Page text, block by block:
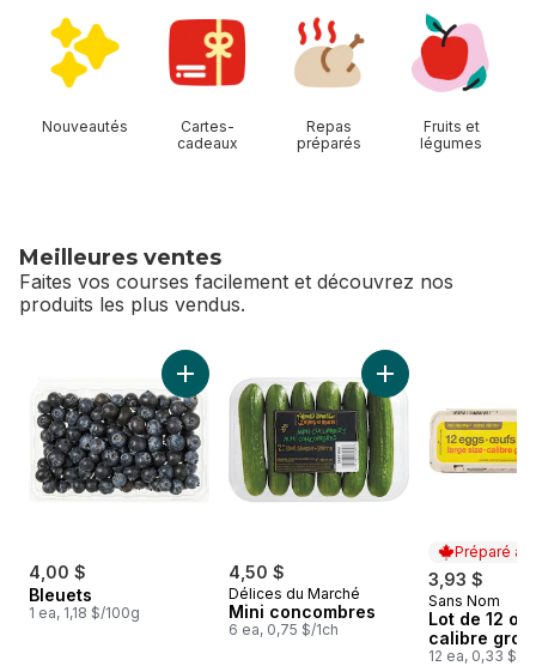
Nouveautés
Cartes-
cadeaux
Repas
préparés
Fruits et
légumes
Meilleures ventes
Faites vos courses facilement et découvrez nos
produits les plus vendus.
sauter Meilleures ventes
4,00 $
Bleuets
1 ea, 1,18 $/100g
Ajouter Bleuets au panier
4,50 $
Délices du Marché
Mini concombres
6 ea, 0,75 $/1ch
Ajouter Mini
Préparé au
3,93 $
Préparé au
Sans Nom
Lot de 12
calibre gros
12 ea, 0,33 $/